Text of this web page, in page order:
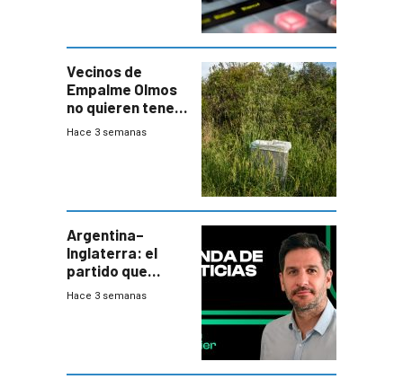
Vecinos de
Empalme Olmos
no quieren tener
cerca una planta
departamental
Hace 3 semanas
Argentina–
Inglaterra: el
partido que
nunca termina
Hace 3 semanas